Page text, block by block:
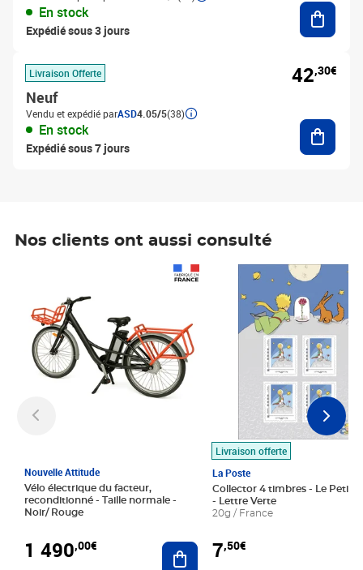
En stock
Expédié sous 3 jours
Livraison Offerte
Neuf
Vendu et expédié parASD4.05/5(38)
En stock
Expédié sous 7 jours
42,30€
Nos clients ont aussi consulté
Nouvelle Attitude
Vélo électrique du facteur,
reconditionné - Taille normale -
Noir/ Rouge
1 490,00€ Ajouter au panier
Livraison offerte
La Poste
Collector 4 timbres - Le Petit
- Lettre Verte
20g / France
7,50€
Prix 7,50€